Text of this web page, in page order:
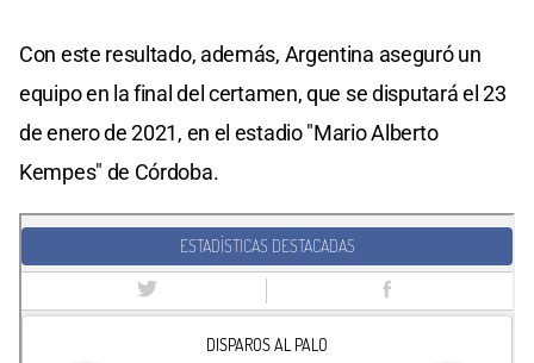
Con este resultado, además, Argentina aseguró un
equipo en la final del certamen, que se disputará el 23
de enero de 2021, en el estadio "Mario Alberto
Kempes" de Córdoba.